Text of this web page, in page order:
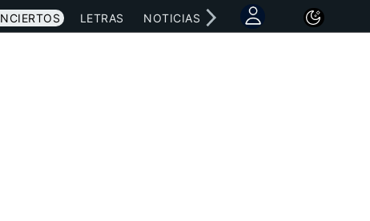
LETRAS NOTICIAS